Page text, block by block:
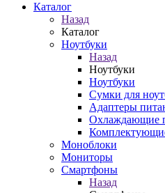
Каталог
Назад
Каталог
Ноутбуки
Назад
Ноутбуки
Ноутбуки
Сумки для
Адаптеры
Охлаждающие
Моноблоки
Мониторы
Смартфоны
Назад